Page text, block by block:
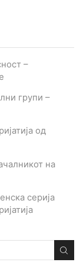
–
групи –
од
на
серија